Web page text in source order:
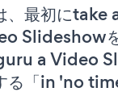
、最初にtake
Slideshowを
a Video
る「in 'no